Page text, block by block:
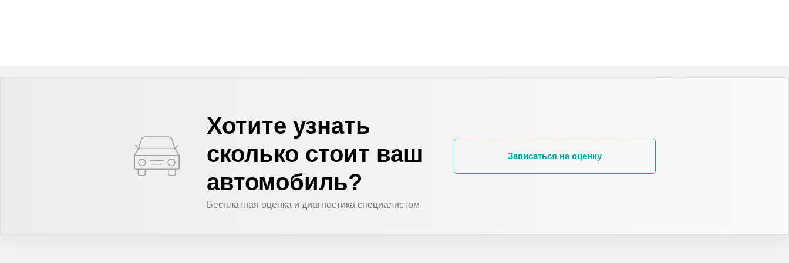
Хотите узнать
сколько стоит ваш
автомобиль?
Бесплатная оценка и диагностика специалистом
Записаться на оценку